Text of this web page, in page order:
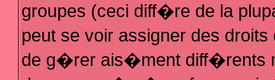
groupes (ceci diff�re de la
peut se voir assigner des
de g�rer ais�ment diff�rents